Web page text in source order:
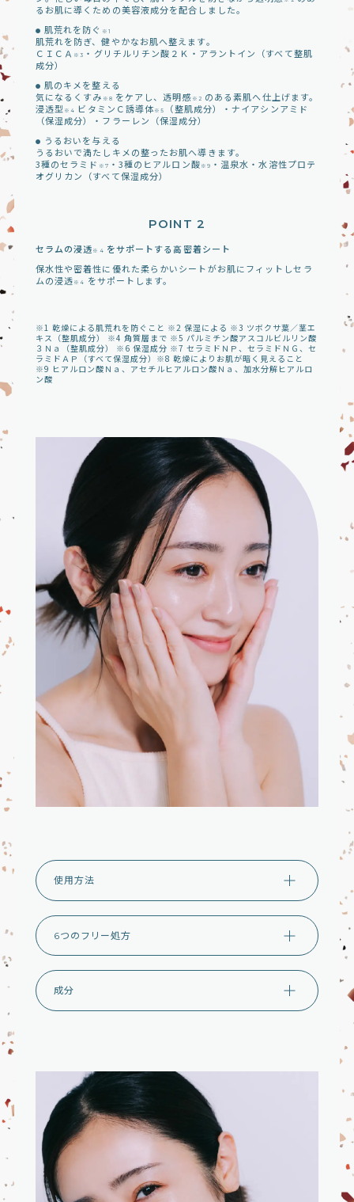
るお肌に導くための美容液成分を配合しました。
● 肌荒れを防ぐ ※1
肌荒れを防ぎ、健やかなお肌へ整えます。
ＣＩＣＡ ※3
・グリチルリチン酸２Ｋ・アラントイン（すべて整肌
成分）
● 肌のキメを整える
気になるくすみ ※8 をケアし、透明感 ※2
のある素肌へ仕上げます。
浸透型 ※4 ビタミンＣ誘導体 ※5
（整肌成分）・ナイアシンアミド
（保湿成分）・フラーレン（保湿成分）
●
うるおいを与える
うるおいで満たしキメの整ったお肌へ導きます。
3種のセラミド ※7 ・3種のヒアルロン酸 ※9
・温泉水・水溶性プロテ
オグリカン（すべて保湿成分）
POINT 2
セラムの浸透 ※4
をサポートする高密着シート
保水性や密着性に優れた柔らかいシートがお肌にフィットしセラ
ムの浸透 ※4 をサポートします。
※1 乾燥による肌荒れを防ぐこと ※2 保湿による ※3 ツボクサ葉／茎エ
キス（整肌成分） ※4 角質層まで ※5 パルミチン酸アスコルビルリン酸
３Ｎａ（整肌成分） ※6 保湿成分 ※7 セラミドＮＰ、セラミドＮＧ、セ
ラミドＡＰ（すべて保湿成分）※8 乾燥によりお肌が暗く見えること
※9 ヒアルロン酸Ｎａ、アセチルヒアルロン酸Ｎａ、加水分解ヒアルロ
ン酸
使用方法
6つのフリー処方
成分